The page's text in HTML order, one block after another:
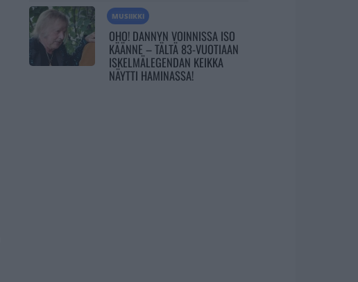
MUSIIKKI
OHO! DANNYN VOINNISSA ISO
KÄÄNNE – TÄLTÄ 83-VUOTIAAN
ISKELMÄLEGENDAN KEIKKA
NÄYTTI HAMINASSA!